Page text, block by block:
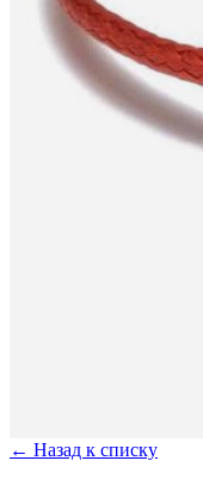
← Назад к списку